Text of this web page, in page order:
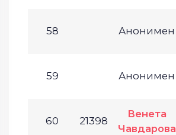
58 Анонимен
59 Анонимен
60 21398
Венета
Чавдарова